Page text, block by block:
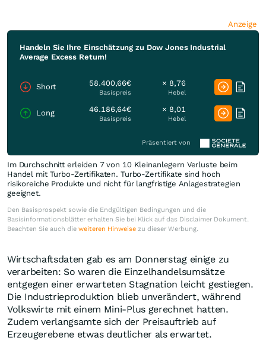
Anzeige
Handeln Sie Ihre Einschätzung zu Dow Jones Industrial
Average Excess Return!
Short 58.400,66€
Basispreis
× 8,76
Hebel
Long 46.186,64€
Basispreis
× 8,01
Hebel
Präsentiert von
Im Durchschnitt erleiden 7 von 10 Kleinanlegern Verluste beim
Handel mit Turbo-Zertifikaten. Turbo-Zertifikate sind hoch
risikoreiche Produkte und nicht für langfristige Anlagestrategien
geeignet.
Den Basisprospekt sowie die Endgültigen Bedingungen und die
Basisinformationsblätter erhalten Sie bei Klick auf das Disclaimer Dokument.
Beachten Sie auch die weiteren Hinweise zu dieser Werbung.
Wirtschaftsdaten gab es am Donnerstag einige zu
verarbeiten: So waren die Einzelhandelsumsätze
entgegen einer erwarteten Stagnation leicht gestiegen.
Die Industrieproduktion blieb unverändert, während
Volkswirte mit einem Mini-Plus gerechnet hatten.
Zudem verlangsamte sich der Preisauftrieb auf
Erzeugerebene etwas deutlicher als erwartet.